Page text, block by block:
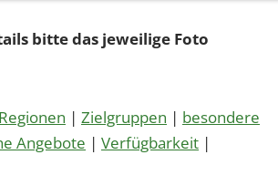
bitte das jeweilige Foto
Regionen | Zielgruppen | besondere
Angebote | Verfügbarkeit |